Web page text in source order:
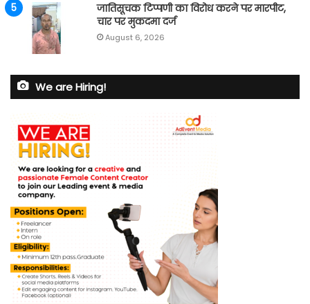
जातिसूचक टिप्पणी का विरोध करने पर मारपीट,
चार पर मुकदमा दर्ज
August 6, 2026
We are Hiring!